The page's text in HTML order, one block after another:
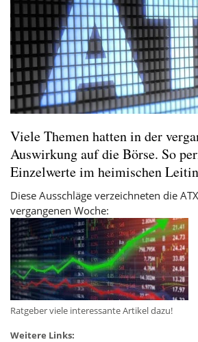
Viele Themen hatten in der
Auswirkung auf die Börse. So
Einzelwerte im heimischen
Diese Ausschläge verzeichneten die
vergangenen Woche:
Ratgeber viele interessante Artikel dazu!
Weitere Links: